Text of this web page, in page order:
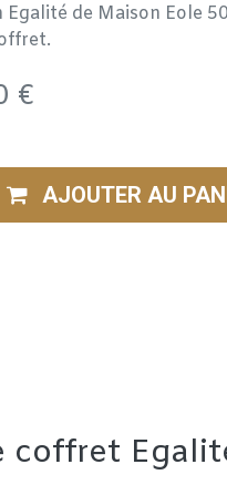
Egalité de Maison Eole
€
AJOUTER AU
coffret